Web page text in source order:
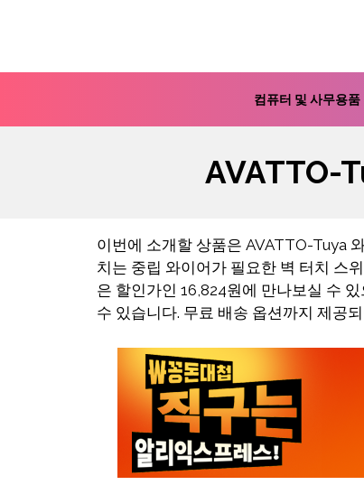
츠
건
컴퓨터 및 사무용품
AVATTO-
이번에 소개할 상품은 AVATTO-Tuya
치는 중립 와이어가 필요한 벽 터치 스
은 할인가인 16,824원에 만나보실 수
수 있습니다. 무료 배송 옵션까지 제공